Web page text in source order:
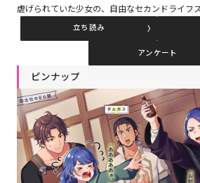
閉じる
虐げられていた少女の、自由なセカンドライフ
立ち読み
アンケート
ピンナップ